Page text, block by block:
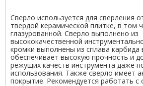
Сверло используется для сверления
твердой керамической плитке, в том
глазурованной. Сверло выполнено из
высококачественной
кромки выполнены из сплава
обеспечивает высокую прочность и
режущих качеств инструмента даже
использования. Также сверло имеет
покрытие. Рекомендуется работать с